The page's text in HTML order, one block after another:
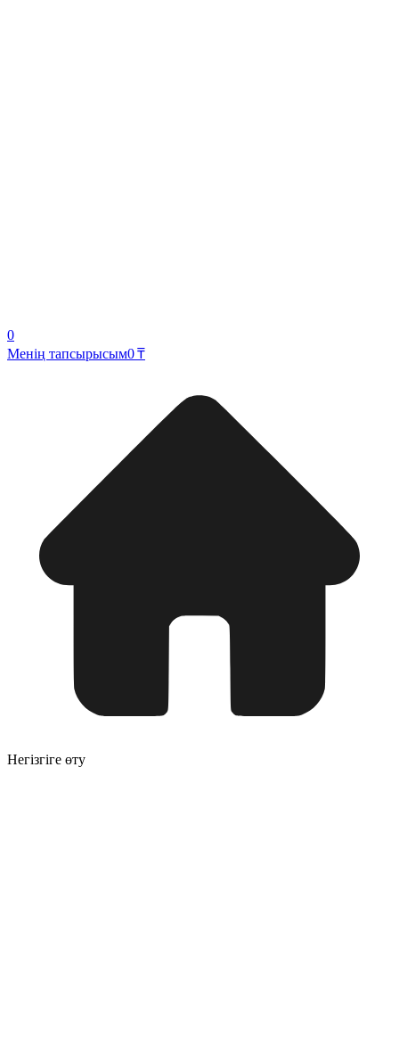
0
Менің тапсырысым0 ₸
Негізгіге өту